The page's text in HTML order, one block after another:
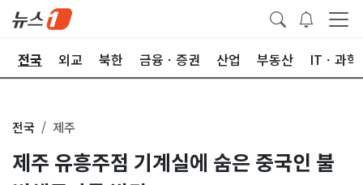
전국 외교 북한 금융ㆍ증권 산업 부동산 ITㆍ과학
전국 제주
제주 유흥주점 기계실에 숨은 중국인 불